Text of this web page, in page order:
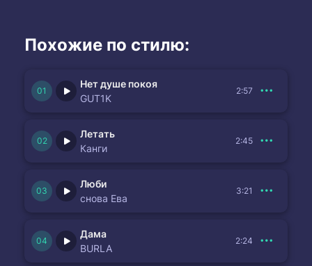
Похожие по стилю:
Нет душе покоя
GUT1K
2:57
Летать
Канги
2:45
Люби
снова Ева
3:21
Дама
BURLA
2:24